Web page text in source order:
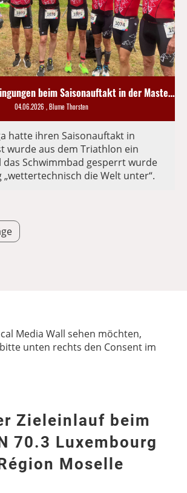
Krasse Wetterbedingungen beim Saisonauftakt in der Mastersliga
04.06.2026 , Blume Thorsten
hatte ihren Saisonauftakt in
wurde aus dem Triathlon ein
das Schwimmbad gesperrt wurde
„wettertechnisch die Welt unter“.
Media Wall sehen möchten,
unten rechts den Consent im
Zieleinlauf beim
70.3 Luxembourg
Moselle